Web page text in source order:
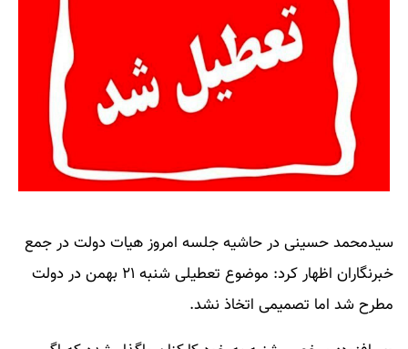
سیدمحمد حسینی در حاشیه جلسه امروز هیات دولت در جمع
خبرنگاران اظهار کرد: موضوع تعطیلی شنبه ۲۱ بهمن در دولت
مطرح شد اما تصمیمی اتخاذ نشد.